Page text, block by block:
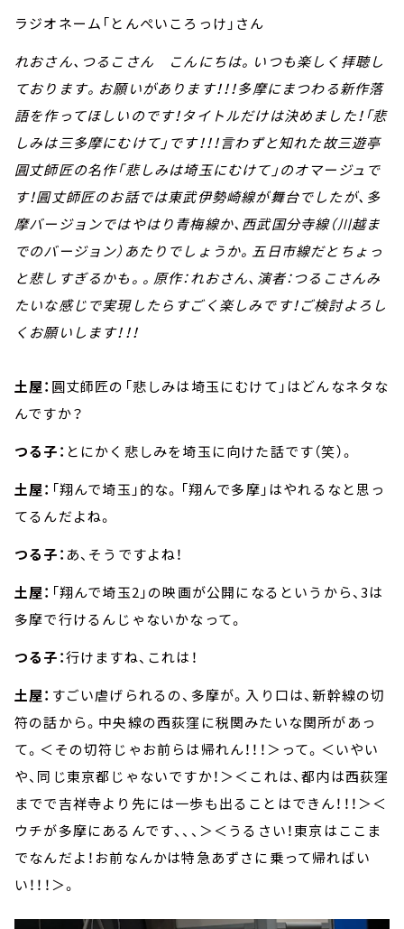
ラジオネーム「とんぺいころっけ」さん
れおさん、つるこさん こんにちは。いつも楽しく拝聴し
ております。お願いがあります！！！多摩にまつわる新作落
語を作ってほしいのです！タイトルだけは決めました！「悲
しみは三多摩にむけて」です！！！言わずと知れた故三遊亭
圓丈師匠の名作「悲しみは埼玉にむけて」のオマージュで
す！圓丈師匠のお話では東武伊勢崎線が舞台でしたが、多
摩バージョンではやはり青梅線か、西武国分寺線（川越ま
でのバージョン）あたりでしょうか。五日市線だとちょっ
と悲しすぎるかも。。原作：れおさん、演者：つるこさんみ
たいな感じで実現したらすごく楽しみです！ご検討よろし
くお願いします！！！
土屋： 圓丈師匠の「悲しみは埼玉にむけて」はどんなネタな
んですか？
つる子： とにかく悲しみを埼玉に向けた話です（笑）。
土屋： 「翔んで埼玉」的な。「翔んで多摩」はやれるなと思っ
てるんだよね。
つる子： あ、そうですよね！
土屋： 「翔んで埼玉2」の映画が公開になるというから、3は
多摩で行けるんじゃないかなって。
つる子：行けますね、これは！
土屋： すごい虐げられるの、多摩が。入り口は、新幹線の切
符の話から。中央線の西荻窪に税関みたいな関所があっ
て。＜その切符じゃお前らは帰れん！！！＞って。＜いやい
や、同じ東京都じゃないですか！＞＜これは、都内は西荻窪
までで吉祥寺より先には一歩も出ることはできん！！！＞＜
ウチが多摩にあるんです、、、＞＜うるさい！東京はここま
でなんだよ！お前なんかは特急あずさに乗って帰ればい
い！！！＞。